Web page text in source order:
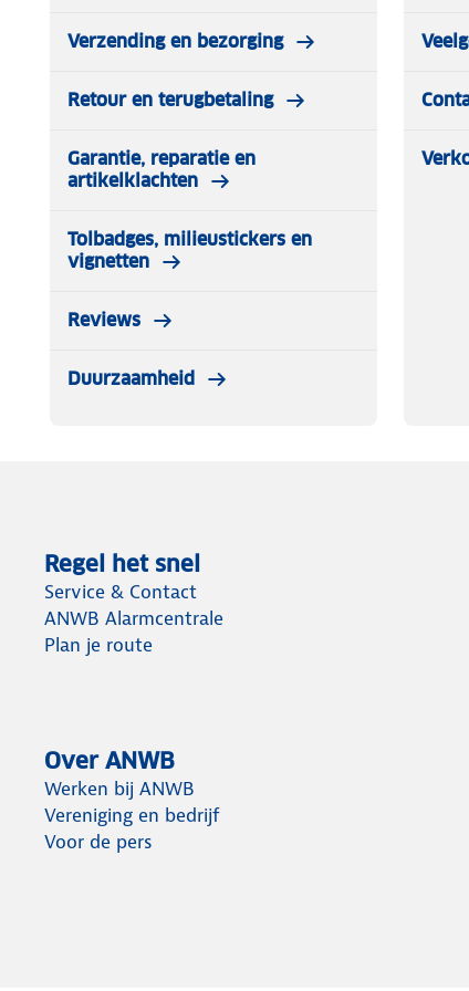
uitbreiden!Verzending en bezorging
Retour en terugbetaling
Garantie, reparatie en
artikelklachten
Tolbadges, milieustickers en
vignetten
Reviews
Duurzaamheid
Regel het snel
Service & Contact
ANWB Alarmcentrale
Plan je route
Over ANWB
Werken bij ANWB
Vereniging en bedrijf
Voor de pers